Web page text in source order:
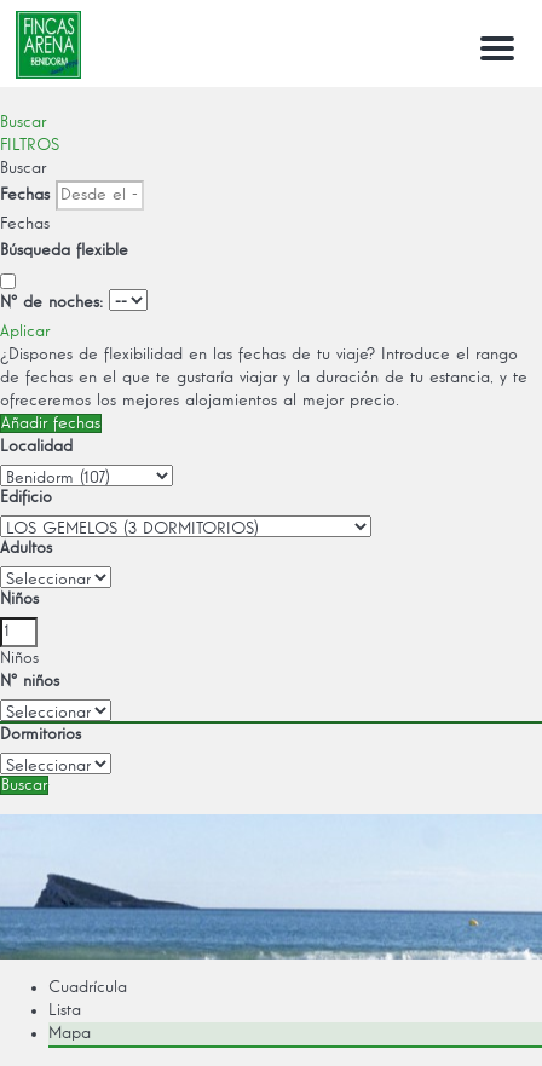
Menu
Buscar
FILTROS
Buscar
Fechas
Fechas
Búsqueda flexible
Nº de noches:
Aplicar
¿Dispones de flexibilidad en las fechas de tu viaje?
Introduce el rango
de fechas en el que te gustaría viajar y la duración de tu estancia, y te
ofreceremos los mejores alojamientos al mejor precio.
Añadir fechas
Localidad
Edificio
Adultos
Niños
Niños
Nº niños
Dormitorios
Buscar
Cuadrícula
Lista
Mapa